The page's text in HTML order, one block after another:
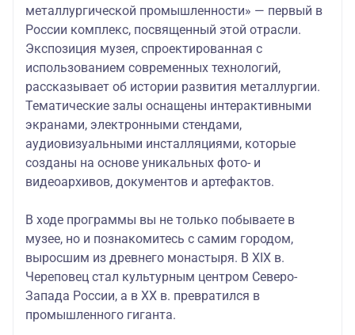
металлургической промышленности» — первый в
России комплекс, посвященный этой отрасли.
Экспозиция музея, спроектированная с
использованием современных технологий,
рассказывает об истории развития металлургии.
Тематические залы оснащены интерактивными
экранами, электронными стендами,
аудиовизуальными инсталляциями, которые
созданы на основе уникальных фото- и
видеоархивов, документов и артефактов.
В ходе программы вы не только побываете в
музее, но и познакомитесь с самим городом,
выросшим из древнего монастыря. В XIX в.
Череповец стал культурным центром Северо-
Запада России, а в XX в. превратился в
промышленного гиганта.